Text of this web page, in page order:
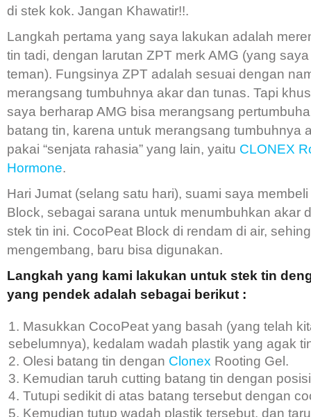
di stek kok. Jangan Khawatir!!.
Langkah pertama yang saya lakukan adalah
tin tadi, dengan larutan ZPT merk AMG (yang
teman). Fungsinya ZPT adalah sesuai dengan
merangsang tumbuhnya akar dan tunas. Tapi
saya berharap AMG bisa merangsang
batang tin, karena untuk merangsang tumbuhnya
pakai “senjata rahasia” yang lain, yaitu CLONEX
Hormone.
Hari Jumat (selang satu hari), suami saya
Block, sebagai sarana untuk menumbuhkan akar
stek tin ini. CocoPeat Block di rendam di air,
mengembang, baru bisa digunakan.
Langkah yang kami lakukan untuk stek tin
yang pendek adalah sebagai berikut :
Masukkan CocoPeat yang basah (yang telah
sebelumnya), kedalam wadah plastik yang agak
Olesi batang tin dengan Clonex Rooting Gel.
Kemudian taruh cutting batang tin dengan
Tutupi sedikit di atas batang tersebut dengan
Kemudian tutup wadah plastik tersebut, dan